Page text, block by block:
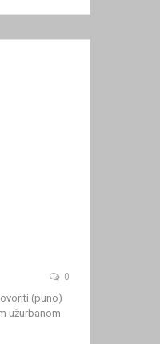
0
(puno)
užurbanom